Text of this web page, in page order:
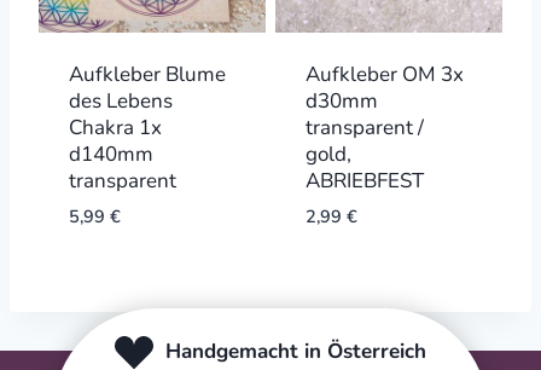
Aufkleber Blume
des Lebens
Chakra 1x
d140mm
transparent
5,99 €
Aufkleber OM 3x
d30mm
transparent /
gold,
ABRIEBFEST
2,99 €
Handgemacht in Österreich